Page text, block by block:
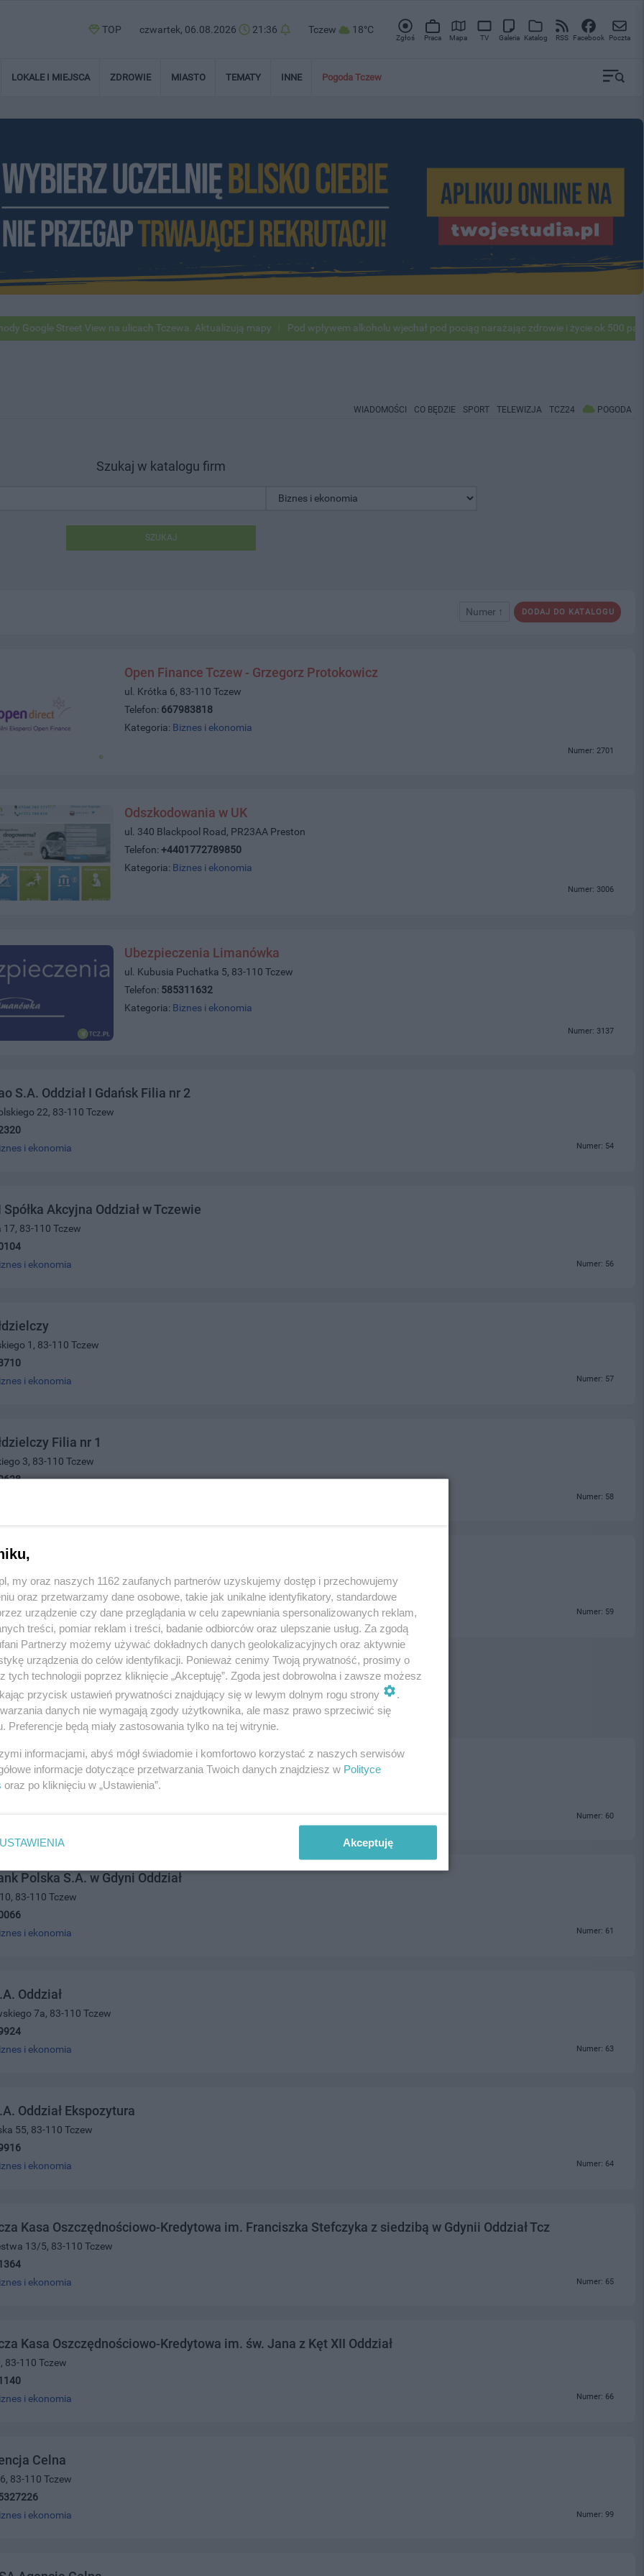
TOP czwartek, 06.08.2026 21:36 Tczew 18°C
Zgłoś Praca Mapa TV Galeria Katalog RSS Facebook Poczta
LOKALE I MIEJSCA ZDROWIE MIASTO TEMATY INNE Pogoda Tczew
Street View na ulicach Tczewa. Aktualizują mapy Pod wpływem alkoholu wjechał pod pociąg narażając zdrowie i życie ok 500 pasażerów!
WIADOMOŚCI CO BĘDZIE SPORT TELEWIZJA TCZ24 POGODA
Szukaj w katalogu firm
SZUKAJ
DODAJ DO KATALOGU
Numer ↑
Open Finance Tczew - Grzegorz Protokowicz
ul. Krótka 6, 83-110 Tczew
Telefon: 667983818
Kategoria: Biznes i ekonomia
Numer: 2701
Odszkodowania w UK
ul. 340 Blackpool Road, PR23AA Preston
Telefon:+4401772789850
Kategoria: Biznes i ekonomia
Numer: 3006
Ubezpieczenia Limanówka
ul. Kubusia Puchatka 5, 83-110 Tczew
Telefon: 585311632
Kategoria: Biznes i ekonomia
Numer: 3137
S.A. Oddział I Gdańsk Filia nr 2
22, 83-110 Tczew
i ekonomia Numer: 54
Spółka Akcyjna Oddział w Tczewie
17, 83-110 Tczew
i ekonomia Numer: 56
1, 83-110 Tczew
i ekonomia Numer: 57
Filia nr 1
3, 83-110 Tczew
Numer: 58
S.A. Oddział I
83-110 Tczew
i ekonomia Numer: 59
S.A. Oddział II Ekspozytura
110 Tczew
Numer: 60
Polska S.A. w Gdyni Oddział
83-110 Tczew
i ekonomia Numer: 61
Oddział
7a, 83-110 Tczew
i ekonomia Numer: 63
Oddział Ekspozytura
55, 83-110 Tczew
i ekonomia Numer: 64
Kasa Oszczędnościowo-Kredytowa im. Franciszka Stefczyka z siedzibą w Gdynii Oddział Tcz
13/5, 83-110 Tczew
i ekonomia Numer: 65
Kasa Oszczędnościowo-Kredytowa im. św. Jana z Kęt XII Oddział
83-110 Tczew
i ekonomia Numer: 66
Celna
83-110 Tczew
i ekonomia Numer: 99
my oraz naszych 1162 zaufanych partnerów uzyskujemy dostęp i przechowujemy
oraz przetwarzamy dane osobowe, takie jak unikalne identyfikatory, standardowe
urządzenie czy dane przeglądania w celu zapewniania spersonalizowanych reklam,
treści, pomiar reklam i treści, badanie odbiorców oraz ulepszanie usług. Za zgodą
Partnerzy możemy używać dokładnych danych geolokalizacyjnych oraz aktywnie
urządzenia do celów identyfikacji. Ponieważ cenimy Twoją prywatność, prosimy o
tych technologii poprzez kliknięcie „Akceptuję”. Zgoda jest dobrowolna i zawsze możesz
przycisk ustawień prywatności znajdujący się w lewym dolnym rogu strony
.
danych nie wymagają zgody użytkownika, ale masz prawo sprzeciwić się
Preferencje będą miały zastosowania tylko na tej witrynie.
informacjami, abyś mógł świadomie i komfortowo korzystać z naszych serwisów
informacje dotyczące przetwarzania Twoich danych znajdziesz w Polityce
oraz po kliknięciu w „Ustawienia”.
USTAWIENIA Akceptuję